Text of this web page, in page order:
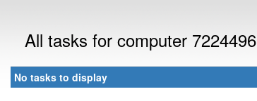
All tasks for computer 7224496
No tasks to display